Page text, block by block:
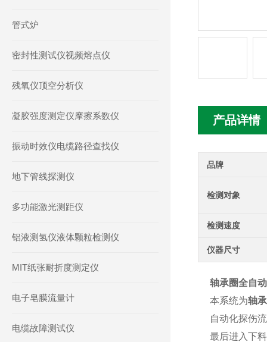
产品详情
品牌
检测对象
检测速度
仪器尺寸
轴承圈全自
本系统为轴
自动化探伤
最后进入下
管式炉
密封性测试仪视频熔点仪
残氧仪顶空分析仪
凝胶强度测定仪摩擦系数仪
振动时效仪电缆路径查找仪
地下管线探测仪
多功能激光测距仪
铝液测氢仪液体颗粒检测仪
MIT纸张耐折度测定仪
电子皂膜流量计
电缆故障测试仪